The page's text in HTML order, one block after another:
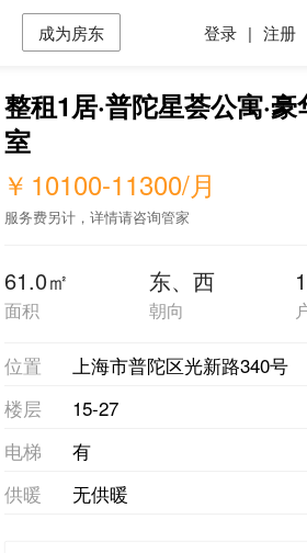
成为房东 登录 | 注册
整租1居·普陀星荟公寓·
室
￥ 10100-11300/月
服务费另计，详情请咨询管家
61.0㎡
面积
东、西
朝向
位置
上海市普陀区光新路340号
楼层
15-27
电梯
有
供暖
无供暖